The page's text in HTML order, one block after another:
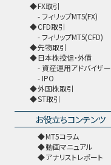
FX取引
フィリップMT5(FX)
CFD取引
フィリップMT5(CFD)
先物取引
日本株投信・外債
資産運用アドバイザー
IPO
外国株取引
ST取引
お役立ちコンテンツ
MT5コラム
動画マニュアル
アナリストレポート